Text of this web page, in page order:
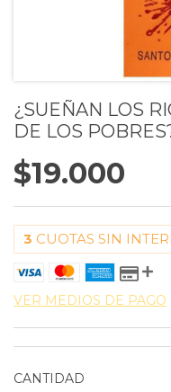
¿SUEÑAN LOS
DE LOS
$19.000
3 CUOTAS SIN
VER MEDIOS DE PAGO
CANTIDAD